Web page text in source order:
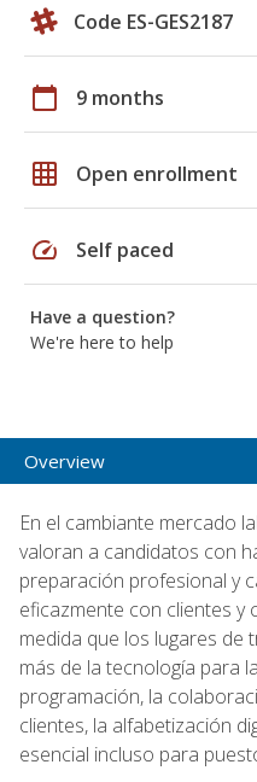
Code ES-GES2187
calendar_today 9 months
grid_on Open enrollment
speed Self paced
Have a question?
We're here to help
Overview
En el cambiante mercado
valoran a candidatos con
preparación profesional y
eficazmente con clientes y
medida que los lugares de
más de la tecnología para
programación, la
clientes, la alfabetización
esencial incluso para